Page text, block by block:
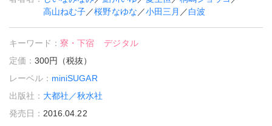
高山ねむ子／桜野なゆな ／小田三月 ／白波
キーワード：寮・下宿
デジタル
定価：300円（税抜）
レーベル： miniSUGAR
出版社： 大都社／秋水社
発売日： 2016.04.22